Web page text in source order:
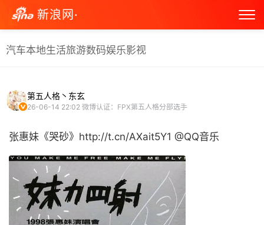
新浪网·
汽车本地生活旅游数码娱乐影视
第五人格丶东玄
26-06-14 22:02 微博认证：FPX第五人格分部选手
张惠妹《哭砂》http://t.cn/AXait5Y1 @QQ音乐 ​